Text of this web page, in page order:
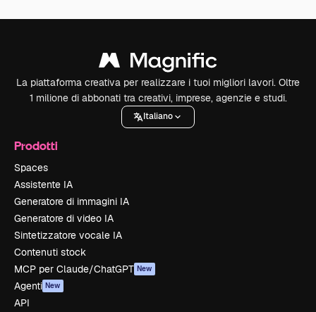
La piattaforma creativa per realizzare i tuoi migliori lavori. Oltre
1 milione di abbonati tra creativi, imprese, agenzie e studi.
Italiano
Prodotti
Spaces
Assistente IA
Generatore di immagini IA
Generatore di video IA
Sintetizzatore vocale IA
Contenuti stock
MCP per Claude/ChatGPT New
Agenti New
API